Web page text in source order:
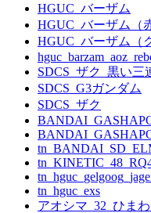
HGUC_バーザム
HGUC_バーザム（
HGUC_バーザム（
SDCS_ザク_黒い三
SDCS_G3ガンダム
SDCS_ザク
tn_hguc_exs
アオシマ_32_ひまわ